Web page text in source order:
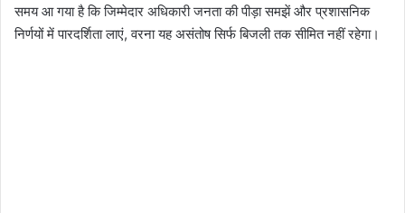
समय आ गया है कि जिम्मेदार अधिकारी जनता की पीड़ा समझें और प्रशासनिक
निर्णयों में पारदर्शिता लाएं, वरना यह असंतोष सिर्फ बिजली तक सीमित नहीं रहेगा।